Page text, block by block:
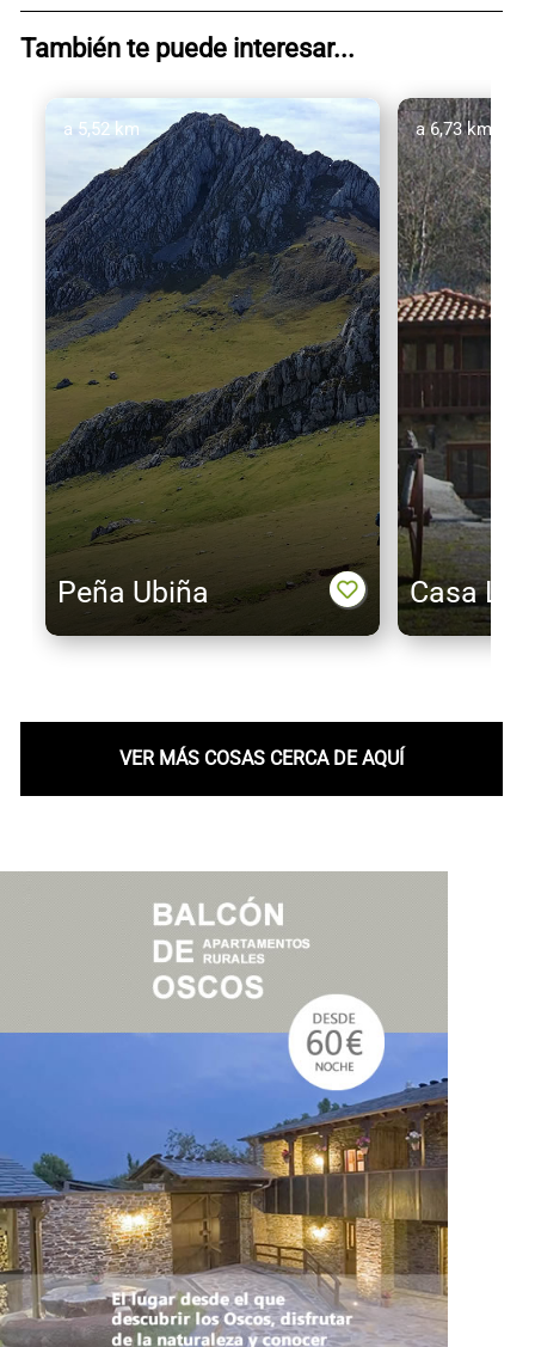
También te puede interesar...
Peña Ubiña
a 5,52 km
Casa La
a 6,73 km
VER MÁS COSAS CERCA DE AQUÍ